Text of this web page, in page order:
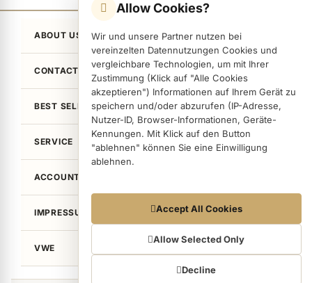
Allow Cookies?
Wir und unsere Partner nutzen bei
vereinzelten Datennutzungen Cookies und
vergleichbare Technologien, um mit Ihrer
Zustimmung (Klick auf "Alle Cookies
akzeptieren") Informationen auf Ihrem Gerät zu
speichern und/oder abzurufen (IP-Adresse,
Nutzer-ID, Browser-Informationen, Geräte-
Kennungen. Mit Klick auf den Button
"ablehnen" können Sie eine Einwilligung
ablehnen.
Datennutzungen
Wir arbeiten mit Partnern zusammen, die von
Ihrem Endgerät abgerufene Daten
(Trackingdaten) auch zu eigenen Zwecken
(z.B. Profilbildungen) / zu Zwecken Dritter
Accept All Cookies
Allow Selected Only
Decline
ABOUT US
CONTACT
BEST SELLER
SERVICE
ACCOUNT
IMPRESSUM / LEGAL
VWE